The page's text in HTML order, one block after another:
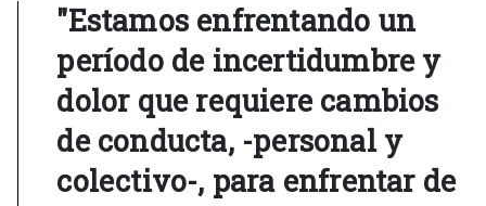
"Estamos enfrentando un
período de incertidumbre y
dolor que requiere cambios
de conducta, -personal y
colectivo-, para enfrentar de